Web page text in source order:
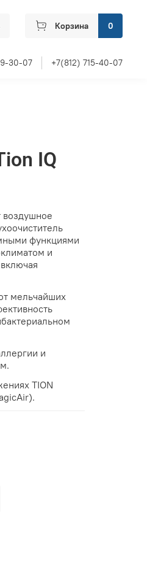
Корзина 0
30-07 +7(812) 715-40-07
IQ
воздушное
функциями
и
мельчайших
и
TION